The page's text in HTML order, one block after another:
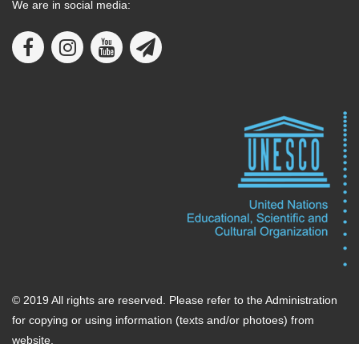
We are in social media:
© 2019 All rights are reserved. Please refer to the Administration
for copying or using information (texts and/or photoes) from
website.